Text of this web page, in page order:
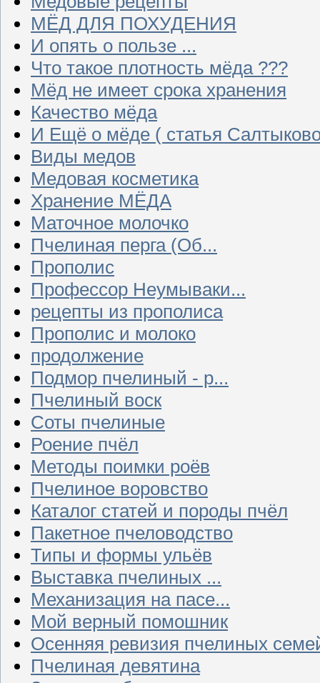
МЁД ДЛЯ ПОХУДЕНИЯ
И опять о пользе ...
Что такое плотность мёда ???
Мёд не имеет срока хранения
Качество мёда
И Ещё о мёде ( статья
Виды медов
Медовая косметика
Хранение МЁДА
Маточное молочко
Пчелиная перга (Об...
Прополис
Профессор Неумываки...
рецепты из прополиса
Прополис и молоко
продолжение
Подмор пчелиный - р...
Пчелиный воск
Соты пчелиные
Роение пчёл
Методы поимки роёв
Пчелиное воровство
Каталог статей и породы пчёл
Пакетное пчеловодство
Типы и формы ульёв
Выставка пчелиных ...
Механизация на пасе...
Мой верный помошник
Осенняя ревизия пчелиных
Пчелиная девятина